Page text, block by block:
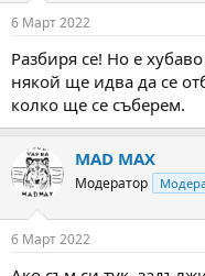
6 Март 2022
Разбиря се! Но е
някой ще идва да се
колко ще се съберем.
MAD MAX
Модератор
6 Март 2022